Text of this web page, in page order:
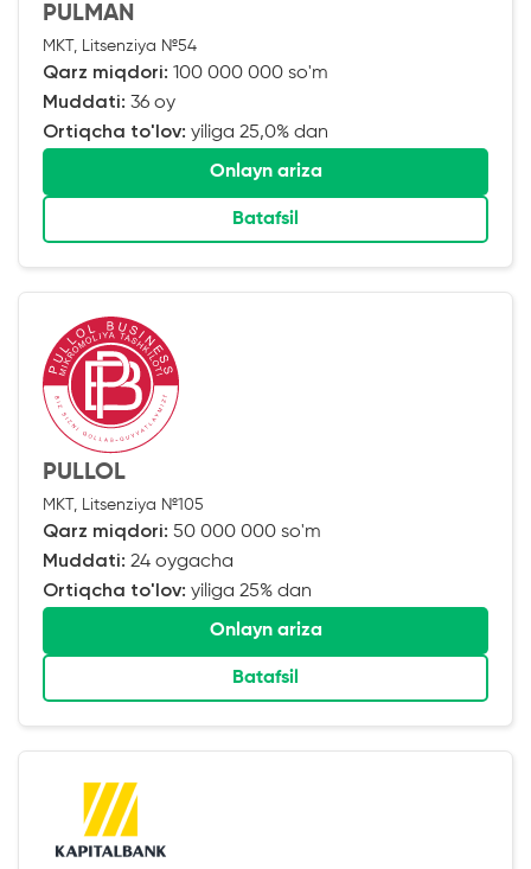
PULMAN
MKT, Litsenziya №54
Qarz miqdori: 100 000 000 so'm
Muddati: 36 oy
Ortiqcha to'lov: yiliga 25,0% dan
Onlayn ariza
Batafsil
PULLOL
MKT, Litsenziya №105
Qarz miqdori: 50 000 000 so'm
Muddati: 24 oygacha
Ortiqcha to'lov: yiliga 25% dan
Onlayn ariza
Batafsil